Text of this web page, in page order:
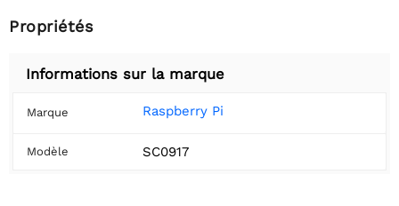
Propriétés
Informations sur la marque
Marque Raspberry Pi
Modèle SC0917